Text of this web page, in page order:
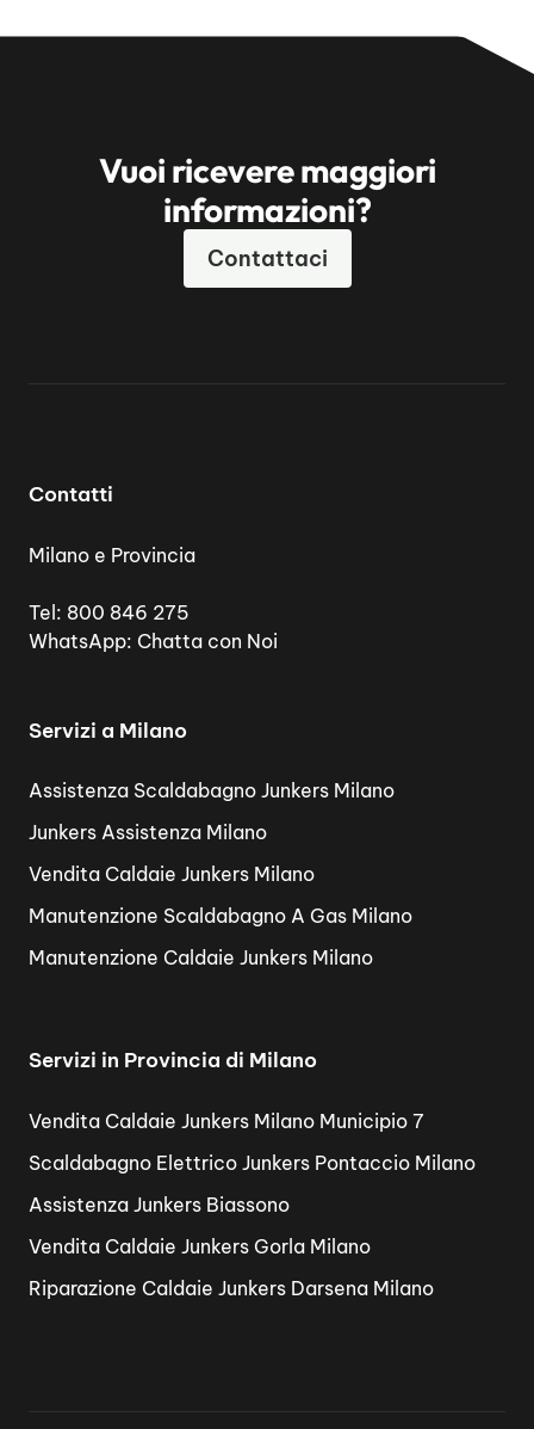
Vuoi ricevere maggiori
informazioni?
Contattaci
Contatti
Milano e Provincia
Tel: 800 846 275
WhatsApp: Chatta con Noi
Servizi a Milano
Assistenza Scaldabagno Junkers Milano
Junkers Assistenza Milano
Vendita Caldaie Junkers Milano
Manutenzione Scaldabagno A Gas Milano
Manutenzione Caldaie Junkers Milano
Servizi in Provincia di Milano
Vendita Caldaie Junkers Milano Municipio 7
Scaldabagno Elettrico Junkers Pontaccio Milano
Assistenza Junkers Biassono
Vendita Caldaie Junkers Gorla Milano
Riparazione Caldaie Junkers Darsena Milano